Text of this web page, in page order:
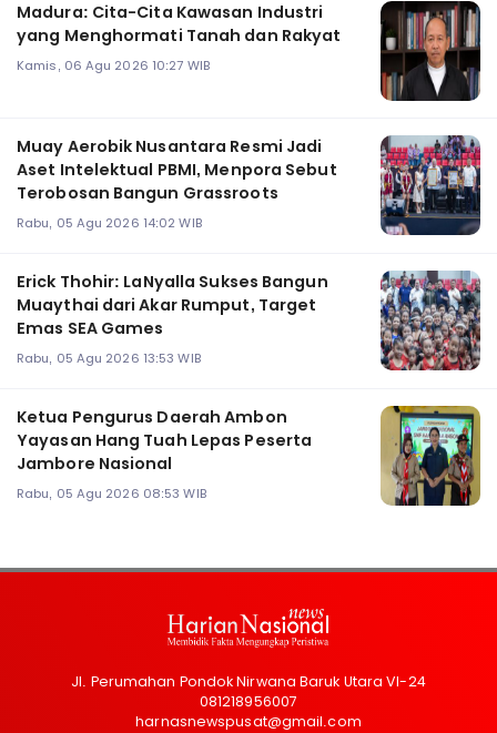
Madura: Cita-Cita Kawasan Industri
yang Menghormati Tanah dan Rakyat
Kamis, 06 Agu 2026 10:27 WIB
Muay Aerobik Nusantara Resmi Jadi
Aset Intelektual PBMI, Menpora Sebut
Terobosan Bangun Grassroots
Rabu, 05 Agu 2026 14:02 WIB
Erick Thohir: LaNyalla Sukses Bangun
Muaythai dari Akar Rumput, Target
Emas SEA Games
Rabu, 05 Agu 2026 13:53 WIB
Ketua Pengurus Daerah Ambon
Yayasan Hang Tuah Lepas Peserta
Jambore Nasional
Rabu, 05 Agu 2026 08:53 WIB
Jl. Perumahan Pondok Nirwana Baruk Utara VI-24
081218956007
harnasnewspusat@gmail.com